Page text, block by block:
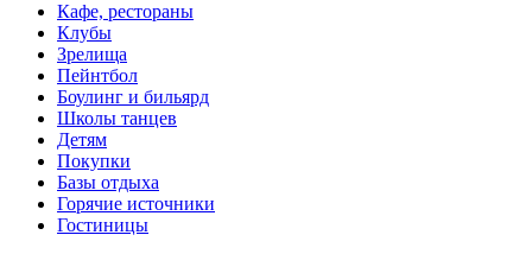
Кафе, рестораны
Клубы
Зрелища
Пейнтбол
Боулинг и бильярд
Школы танцев
Детям
Покупки
Базы отдыха
Горячие источники
Гостиницы